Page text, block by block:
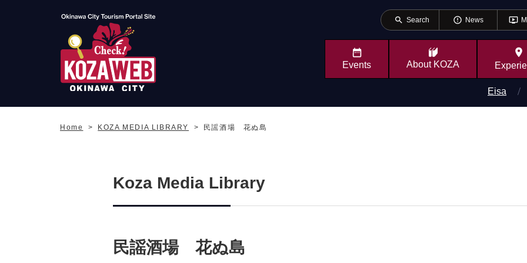
search Search error_outline News ondemand_video
Events About KOZA
place
Eisa
Home KOZA MEDIA LIBRARY 民謡酒場 花ぬ島
Koza Media Library
民謡酒場 花ぬ島